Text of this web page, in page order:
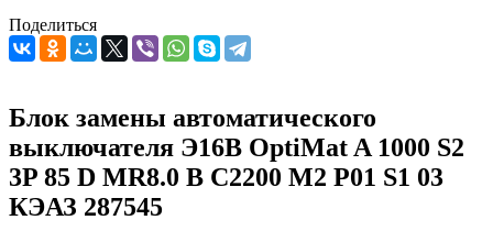
Поделиться
Блок замены автоматического
выключателя Э16В OptiMat A 1000 S2
3P 85 D MR8.0 B C2200 M2 P01 S1 03
КЭАЗ 287545